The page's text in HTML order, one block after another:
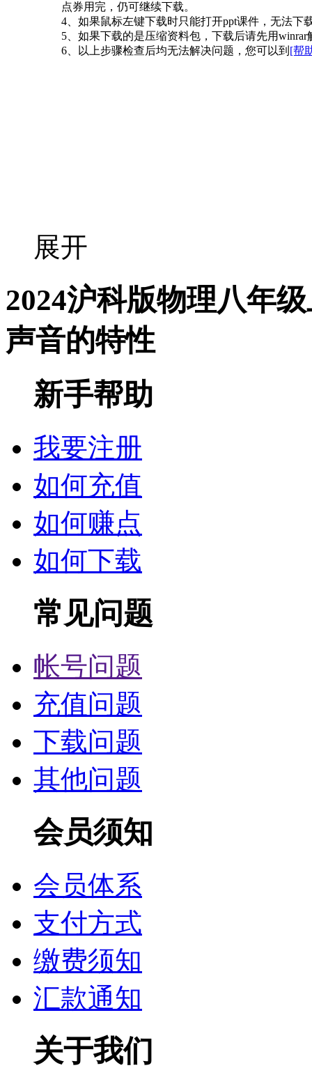
点券用完，仍可继续下载。
4、如果鼠标左键下载时只能打开ppt课件，无法下
5、如果下载的是压缩资料包，下载后请先用
6、以上步骤检查后均无法解决问题，您可以到 [帮
展开
2024沪科版物理八年
声音的特性
新手帮助
我要注册
如何充值
如何赚点
如何下载
常见问题
帐号问题
充值问题
下载问题
其他问题
会员须知
会员体系
支付方式
缴费须知
汇款通知
关于我们